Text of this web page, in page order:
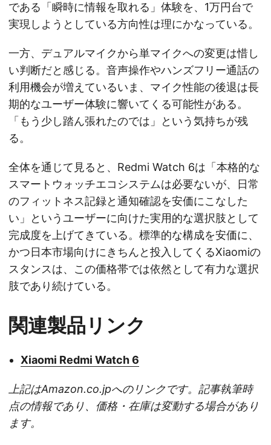
である「瞬時に情報を取れる」体験を、1万円台で
実現しようとしている方向性は理にかなっている。
一方、デュアルマイクから単マイクへの変更は惜し
い判断だと感じる。音声操作やハンズフリー通話の
利用機会が増えているいま、マイク性能の後退は長
期的なユーザー体験に響いてくる可能性がある。
「もう少し踏ん張れたのでは」という気持ちが残
る。
全体を通じて見ると、Redmi Watch 6は「本格的な
スマートウォッチエコシステムは必要ないが、日常
のフィットネス記録と通知確認を安価にこなした
い」というユーザーに向けた実用的な選択肢として
完成度を上げてきている。標準的な構成を安価に、
かつ日本市場向けにきちんと投入してくるXiaomiの
スタンスは、この価格帯では依然として有力な選択
肢であり続けている。
関連製品リンク
Xiaomi Redmi Watch 6
上記はAmazon.co.jpへのリンクです。記事執筆時
点の情報であり、価格・在庫は変動する場合があり
ます。